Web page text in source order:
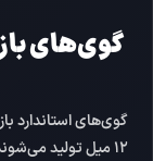
گوی‌های
گوی‌های استاندارد
۱۲ میل
تولید